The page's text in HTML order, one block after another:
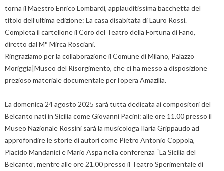
torna il Maestro Enrico Lombardi, applauditissima bacchetta del
titolo dell’ultima edizione: La casa disabitata di Lauro Rossi.
Completa il cartellone il Coro del Teatro della Fortuna di Fano,
diretto dal M° Mirca Rosciani.
Ringraziamo per la collaborazione il Comune di Milano, Palazzo
Moriggia|Museo del Risorgimento, che ci ha messo a disposizione
prezioso materiale documentale per l’opera Amazilia.
La domenica 24 agosto 2025 sarà tutta dedicata ai compositori del
Belcanto nati in Sicilia come Giovanni Pacini: alle ore 11.00 presso il
Museo Nazionale Rossini sarà la musicologa Ilaria Grippaudo ad
approfondire le storie di autori come Pietro Antonio Coppola,
Placido Mandanici e Mario Aspa nella conferenza “La Sicilia del
Belcanto”, mentre alle ore 21.00 presso il Teatro Sperimentale di